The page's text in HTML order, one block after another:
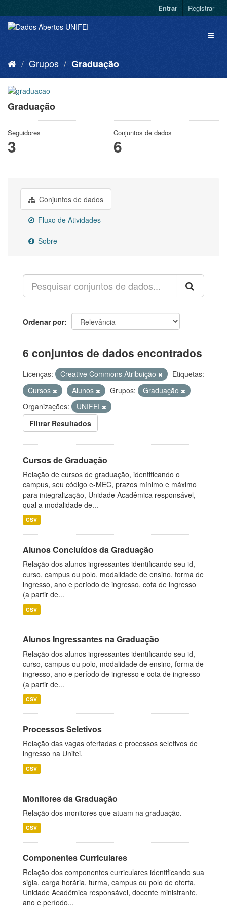
Entrar Registrar
Grupos Graduação
Graduação
Seguidores
3
Conjuntos de dados
6
Conjuntos de dados
Fluxo de Atividades
Sobre
Ordenar por
6 conjuntos de dados encontrados
Licenças: Creative Commons Atribuição
Etiquetas:
Cursos
Alunos Grupos:
Graduação
Organizações:
UNIFEI
Filtrar Resultados
Cursos de Graduação
Relação de cursos de graduação, identificando o
campus, seu código e-MEC, prazos mínimo e máximo
para integralização, Unidade Acadêmica responsável,
qual a modalidade de...
CSV
Alunos Concluídos da Graduação
Relação dos alunos ingressantes identificando seu id,
curso, campus ou polo, modalidade de ensino, forma de
ingresso, ano e período de ingresso, cota de ingresso
(a partir de...
CSV
Alunos Ingressantes na Graduação
Relação dos alunos ingressantes identificando seu id,
curso, campus ou polo, modalidade de ensino, forma de
ingresso, ano e período de ingresso e cota de ingresso
(a partir de...
CSV
Processos Seletivos
Relação das vagas ofertadas e processos seletivos de
ingresso na Unifei.
CSV
Monitores da Graduação
Relação dos monitores que atuam na graduação.
CSV
Componentes Curriculares
Relação dos componentes curriculares identificando sua
sigla, carga horária, turma, campus ou polo de oferta,
Unidade Acadêmica responsável, docente ministrante,
ano e período...